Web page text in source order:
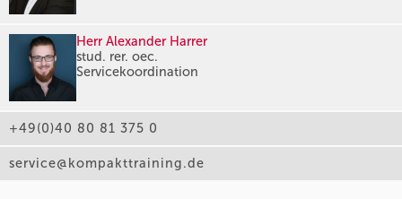
Herr Alexander Harrer
stud. rer. oec.
Servicekoordination
+49(0)40 80 81 375 0
service@kompakttraining.de